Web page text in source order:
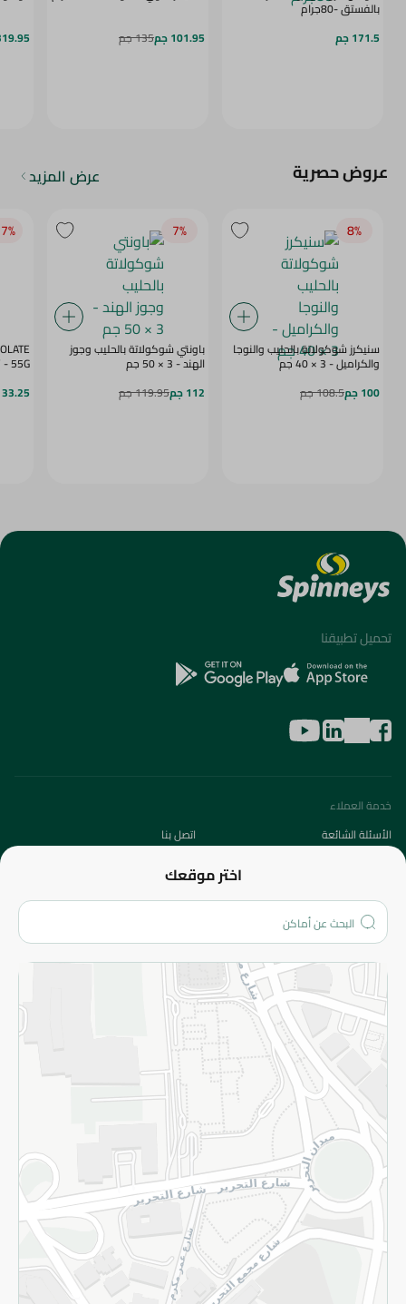
بالفستق -80جرام
171.5 جم
101.95 جم 135 جم 319.95
عروض حصرية عرض المزيد
8‎%‎
سنيكرز شوكولاتة بالحليب والنوجا
والكراميل - 3 × 40 جم
100 جم
108.5 جم
7‎%‎
باونتي شوكولاتة بالحليب وجوز
الهند - 3 × 50 جم
112 جم
119.95 جم
BERRY - 55G
33.25 جم
اختر موقعك
تحميل تطبيقنا
خدمة العملاء
الأسئلة الشائعة
اتصل بنا
من نحن؟
الفروع
المزيد
الاسترجاع
سياسة الاستخدام
سياسة الخصوصية
قم بالتسجيل للنشرة
©2026 - Spinneys | جميع الحقوق محفوظة